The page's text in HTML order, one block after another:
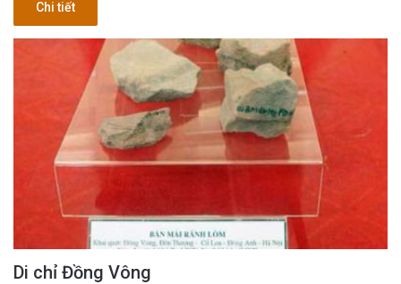
Chi tiết
Di chỉ Đồng Vông